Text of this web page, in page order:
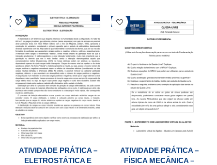
-25%
ATIVIDADE PRÁTICA –
ELETROSTÁTICA E
-23%
ATIVIDADE PRÁTICA –
FÍSICA MECÂNICA –